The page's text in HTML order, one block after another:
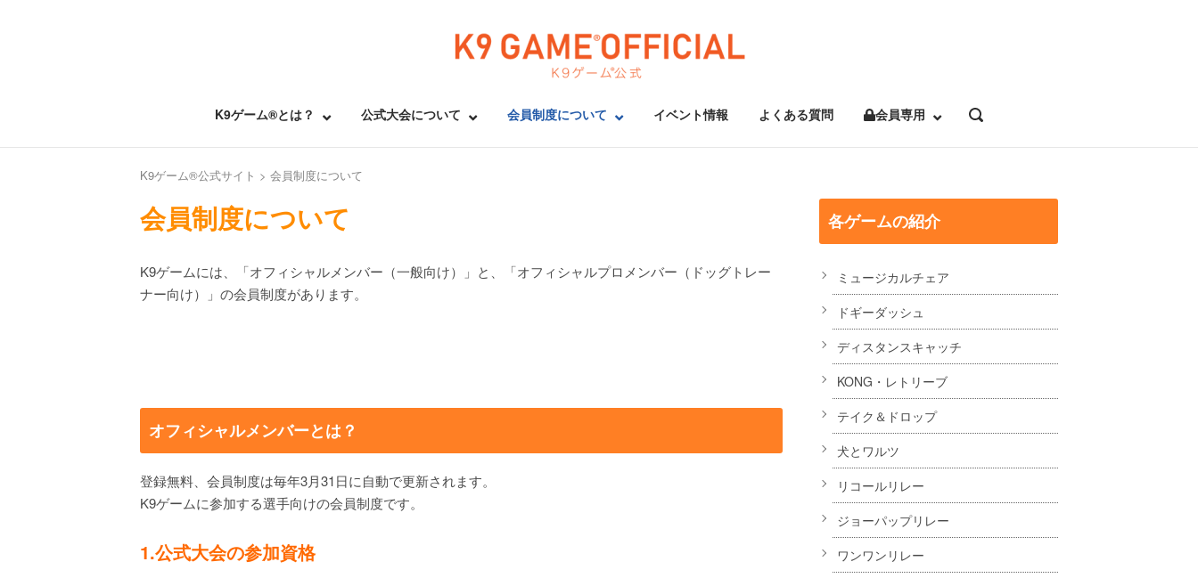
Home
K9ゲーム®とは？ 公式大会について 会員制度について イベント情報 よくある質問 会員専用
OPEN
BAR
K9ゲーム®公式サイト > 会員制度について
会員制度について
K9ゲームには、「オフィシャルメンバー（一般向け）」と、「オフィシャルプロメンバー（ドッグトレー
ナー向け）」の会員制度があります。
オフィシャルメンバーとは？
登録無料、会員制度は毎年3月31日に自動で更新されます。
K9ゲームに参加する選手向けの会員制度です。
1.公式大会の参加資格
各ゲームの紹介
ミュージカルチェア
ドギーダッシュ
ディスタンスキャッチ
KONG・レトリーブ
テイク＆ドロップ
犬とワルツ
リコールリレー
ジョーパップリレー
ワンワンリレー